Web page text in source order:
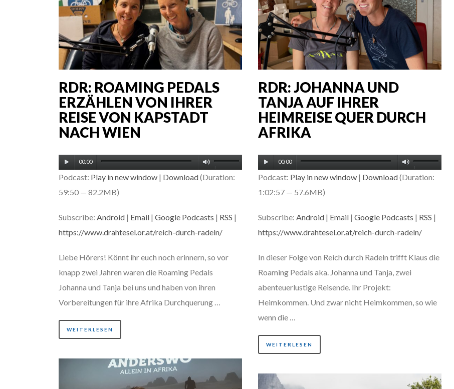
RDR: ROAMING PEDALS
ERZÄHLEN VON IHRER
REISE VON KAPSTADT
NACH WIEN
Audio-
Player
00:00
Pfeiltasten
Hoch/Runter
zu
Podcast: Play in new window | Download(Duration:
59:50 — 82.2MB)
Subscribe: Android | Email | Google Podcasts | RSS |
https://www.drahtesel.or.at/reich-durch-radeln/
Liebe Hörers! Könnt ihr euch noch erinnern, so vor
knapp zwei Jahren waren die Roaming Pedals
Johanna und Tanja bei uns und haben von ihren
Vorbereitungen für ihre Afrika Durchquerung …
WEITERLESEN
RDR: JOHANNA UND
TANJA AUF IHRER
HEIMREISE QUER DURCH
AFRIKA
Audio-
Player
00:00
Pfeiltasten
Hoch/Runter
zu
Podcast: Play in new window | Download(Duration:
1:02:57 — 57.6MB)
Subscribe: Android | Email | Google Podcasts | RSS |
https://www.drahtesel.or.at/reich-durch-radeln/
In dieser Folge von Reich durch Radeln trifft Klaus die
Roaming Pedals aka. Johanna und Tanja, zwei
abenteuerlustige Reisende. Ihr Projekt:
Heimkommen. Und zwar nicht Heimkommen, so wie
wenn die …
WEITERLESEN